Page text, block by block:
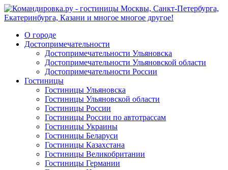
О городе
Достопримечательности
Достопримечательности Ульяновска
Достопримечательности Ульяновской области
Достопримечательности России
Гостиницы
Гостиницы Ульяновска
Гостиницы Ульяновской области
Гостиницы России
Гостиницы России по автотрассам
Гостиницы Украины
Гостиницы Беларуси
Гостиницы Казахстана
Гостиницы Великобритании
Гостиницы Германии